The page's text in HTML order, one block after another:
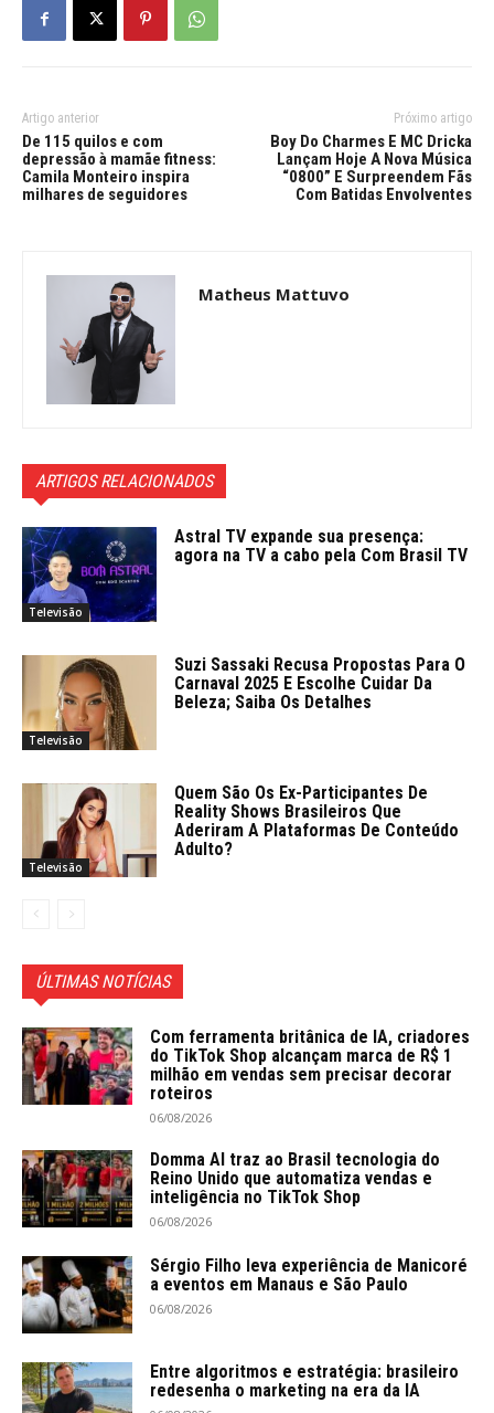
Artigo anterior
De 115 quilos e com
depressão à mamãe fitness:
Camila Monteiro inspira
milhares de seguidores
Próximo artigo
Boy Do Charmes E MC Dricka
Lançam Hoje A Nova Música
“0800” E Surpreendem Fãs
Com Batidas Envolventes
Matheus Mattuvo
ARTIGOS RELACIONADOS
Televisão
Astral TV expande sua presença:
agora na TV a cabo pela Com Brasil TV
Televisão
Suzi Sassaki Recusa Propostas Para O
Carnaval 2025 E Escolhe Cuidar Da
Beleza; Saiba Os Detalhes
Televisão
Quem São Os Ex-Participantes De
Reality Shows Brasileiros Que
Aderiram A Plataformas De Conteúdo
Adulto?
ÚLTIMAS NOTÍCIAS
Com ferramenta britânica de IA, criadores
do TikTok Shop alcançam marca de R$ 1
milhão em vendas sem precisar decorar
roteiros
06/08/2026
Domma AI traz ao Brasil tecnologia do
Reino Unido que automatiza vendas e
inteligência no TikTok Shop
06/08/2026
Sérgio Filho leva experiência de Manicoré
a eventos em Manaus e São Paulo
06/08/2026
Entre algoritmos e estratégia: brasileiro
redesenha o marketing na era da IA